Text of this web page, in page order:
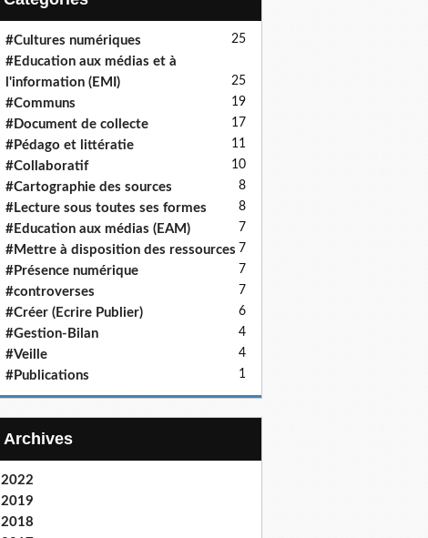
#Cultures numériques 25
#Education aux médias et à
l'information (EMI)
25
#Communs 19
#Document de collecte 17
#Pédago et littératie 11
#Collaboratif 10
#Cartographie des sources 8
#Lecture sous toutes ses formes 8
#Education aux médias (EAM) 7
#Mettre à disposition des ressources 7
#Présence numérique 7
#controverses 7
#Créer (Ecrire Publier) 6
#Gestion-Bilan 4
#Veille 4
#Publications 1
Archives
2022
2019
2018